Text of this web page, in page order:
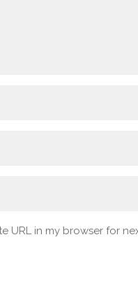
URL in my browser for